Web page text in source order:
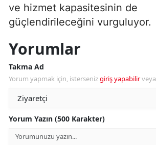
ve hizmet kapasitesinin de
güçlendirileceğini vurguluyor.
Yorumlar
Takma Ad
Yorum yapmak için, istersenizgiriş yapabilirveya
Yorum Yazın (500 Karakter)